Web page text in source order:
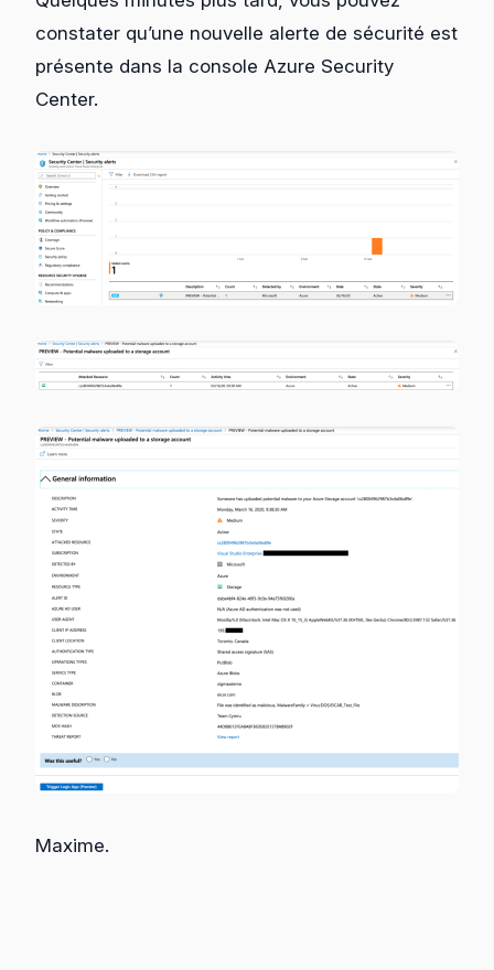
constater qu’une nouvelle alerte de sécurité est
présente dans la console Azure Security
Center.
Maxime.